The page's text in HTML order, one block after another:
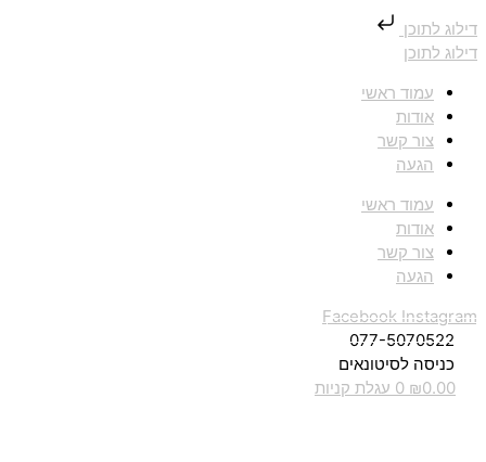
דילוג לתוכן
דילוג לתוכן
עמוד ראשי
אודות
צור קשר
הגעה
עמוד ראשי
אודות
צור קשר
הגעה
Facebook Instagram
077-5070522
כניסה לסיטונאים
₪0.00
0 עגלת קניות